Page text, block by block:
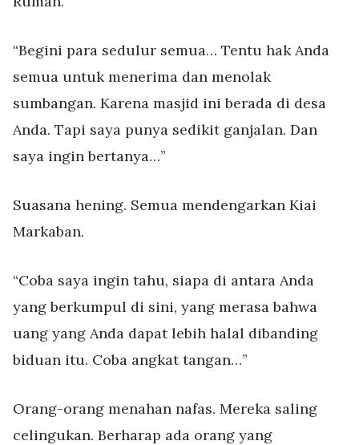
“Begini para sedulur semua… Tentu hak Anda
semua untuk menerima dan menolak
sumbangan. Karena masjid ini berada di desa
Anda. Tapi saya punya sedikit ganjalan. Dan
saya ingin bertanya…”
Suasana hening. Semua mendengarkan Kiai
Markaban.
“Coba saya ingin tahu, siapa di antara Anda
yang berkumpul di sini, yang merasa bahwa
uang yang Anda dapat lebih halal dibanding
biduan itu. Coba angkat tangan…”
Orang-orang menahan nafas. Mereka saling
celingukan. Berharap ada orang yang